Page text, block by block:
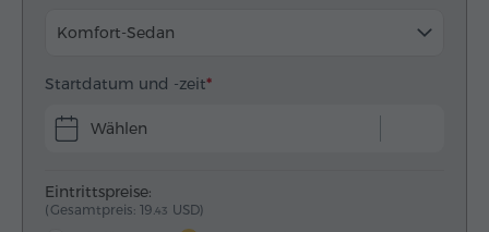
Komfort-Sedan
Startdatum und -zeit
Wählen
Eintrittspreise:
(Gesamtpreis: 19.43 USD)